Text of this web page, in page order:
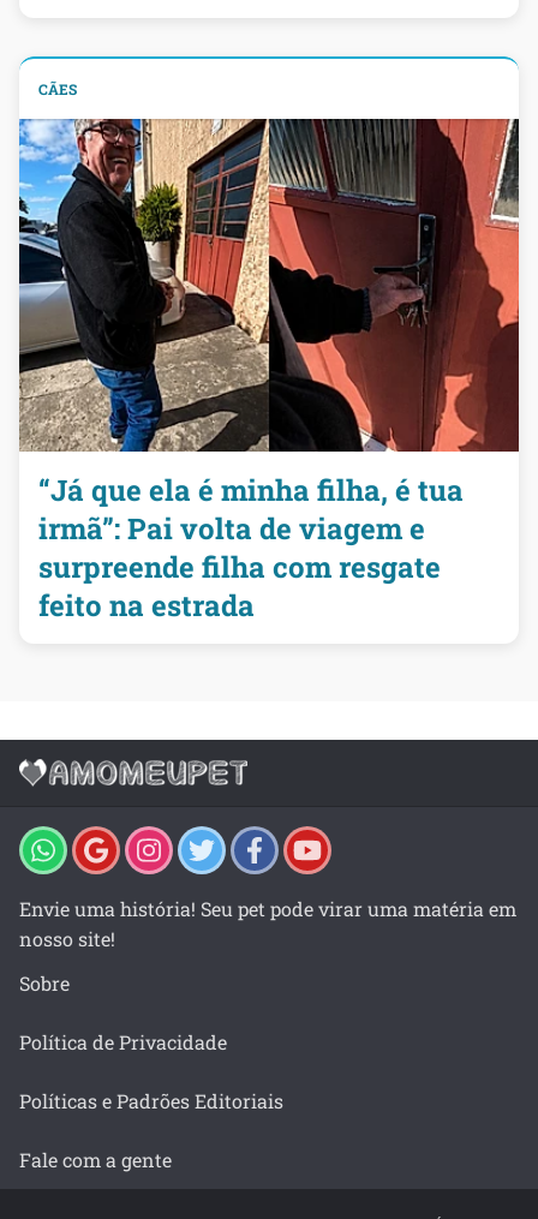
CÃES
“Já que ela é minha filha, é tua
irmã”: Pai volta de viagem e
surpreende filha com resgate
feito na estrada
Envie uma história! Seu pet pode virar uma matéria em
nosso site!
Sobre
Política de Privacidade
Políticas e Padrões Editoriais
Fale com a gente